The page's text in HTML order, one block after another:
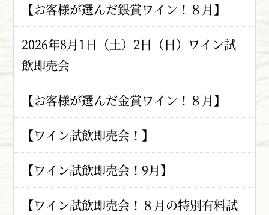
【お客様が選んだ銀賞ワイン！８月】
2026年8月1日（土）2日（日）ワイン試
飲即売会
【お客様が選んだ金賞ワイン！８月】
【ワイン試飲即売会！】
【ワイン試飲即売会！9月】
【ワイン試飲即売会！８月の特別有料試